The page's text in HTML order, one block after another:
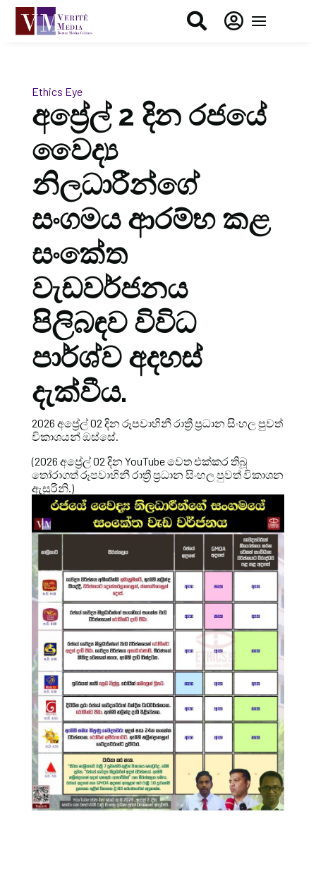
 
Ethics Eye
අප්‍රේල් 2 දින රජයේ
වෛද්‍ය
නිලධාරීන්ගේ
සංගමය ආරම්භ කළ
සංකේත
වැඩවර්ජනය
පිලිබඳව විවිධ
පාර්ශ්ව අදහස්
දැක්වීය.
2026 අප්‍රේල් 02 දින රූපවාහිනී රාත්‍රී ප්‍රධාන සිංහල පුවත්
විකාශයන් ඔස්සේ.
(2026 අප්‍රේල් 02 දින YouTube වෙත එක්කර තිබූ
තෝරාගත් රූපවාහිනී රාත්‍රී ප්‍රධාන සිංහල පුවත් විකාශන
ඇසුරිනි.)